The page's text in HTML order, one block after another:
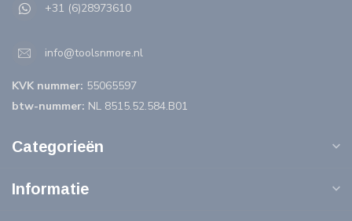
+31 (6)28973610
info@toolsnmore.nl
KVK nummer: 55065597
btw-nummer: NL 8515.52.584.B01
Categorieën
Informatie